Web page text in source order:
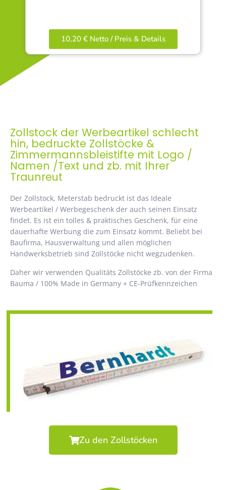
10,20 € Netto / Preis & Details
Zollstock der Werbeartikel schlecht
hin, bedruckte Zollstöcke &
Zimmermannsbleistifte mit Logo /
Namen /Text und zb. mit Ihrer
Traunreut
Der Zollstock, Meterstab bedruckt ist das Ideale
Werbeartikel / Werbegeschenk der auch seinen Einsatz
findet. Es ist ein tolles & praktisches Geschenk, für eine
dauerhafte Werbung die zum Einsatz kommt. Beliebt bei
Baufirma, Hausverwaltung und allen möglichen
Handwerksbetrieb sind Zollstöcke nicht wegzudenken.
Daher wir verwenden Qualitäts Zollstöcke zb. von der Firma
Bauma / 100% Made in Germany + CE-Prüfkennzeichen
Zu den Zollstöcken